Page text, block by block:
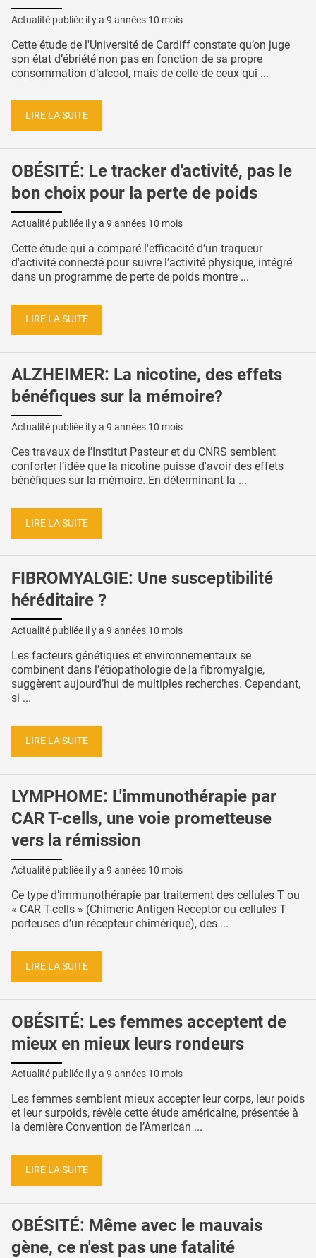
Actualité publiée il y a 9 années 10 mois
Cette étude de l'Université de Cardiff constate qu’on juge
son état d’ébriété non pas en fonction de sa propre
consommation d’alcool, mais de celle de ceux qui ...
LIRE LA SUITE
OBÉSITÉ: Le tracker d'activité, pas le
bon choix pour la perte de poids
Actualité publiée il y a 9 années 10 mois
Cette étude qui a comparé l'efficacité d’un traqueur
d'activité connecté pour suivre l’activité physique, intégré
dans un programme de perte de poids montre ...
LIRE LA SUITE
ALZHEIMER: La nicotine, des effets
bénéfiques sur la mémoire?
Actualité publiée il y a 9 années 10 mois
Ces travaux de l’Institut Pasteur et du CNRS semblent
conforter l’idée que la nicotine puisse d'avoir des effets
bénéfiques sur la mémoire. En déterminant la ...
LIRE LA SUITE
FIBROMYALGIE: Une susceptibilité
héréditaire ?
Actualité publiée il y a 9 années 10 mois
Les facteurs génétiques et environnementaux se
combinent dans l’étiopathologie de la fibromyalgie,
suggèrent aujourd’hui de multiples recherches. Cependant,
si ...
LIRE LA SUITE
LYMPHOME: L'immunothérapie par
CAR T-cells, une voie prometteuse
vers la rémission
Actualité publiée il y a 9 années 10 mois
Ce type d’immunothérapie par traitement des cellules T ou
« CAR T-cells » (Chimeric Antigen Receptor ou cellules T
porteuses d’un récepteur chimérique), des ...
LIRE LA SUITE
OBÉSITÉ: Les femmes acceptent de
mieux en mieux leurs rondeurs
Actualité publiée il y a 9 années 10 mois
Les femmes semblent mieux accepter leur corps, leur poids
et leur surpoids, révèle cette étude américaine, présentée à
la dernière Convention de l’American ...
LIRE LA SUITE
OBÉSITÉ: Même avec le mauvais
gène, ce n'est pas une fatalité